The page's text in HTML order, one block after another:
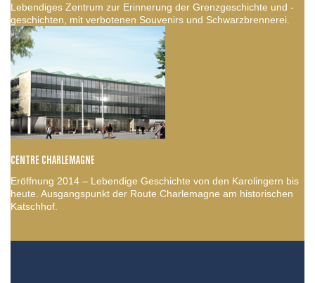
Lebendiges Zentrum zur Erinnerung der Grenzgeschichte und -
geschichten, mit verbotenen Souvenirs und Schwarzbrennerei.
CENTRE CHARLEMAGNE
Eröffnung 2014 – Lebendige Geschichte von den Karolingern bis
heute. Ausgangspunkt der Route Charlemagne am historischen
Katschhof.